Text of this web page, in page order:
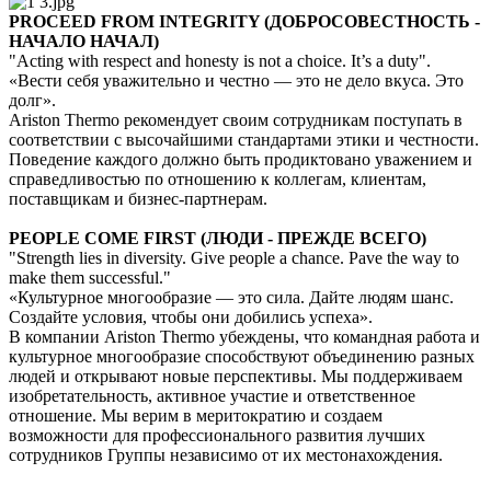
PROCEED FROM INTEGRITY (ДОБРОСОВЕСТНОСТЬ -
НАЧАЛО НАЧАЛ)
"Acting with respect and honesty is not a choice. It’s a duty".
«Вести себя уважительно и честно — это не дело вкуса. Это
долг».
Ariston Thermo рекомендует своим сотрудникам поступать в
соответствии с высочайшими стандартами этики и честности.
Поведение каждого должно быть продиктовано уважением и
справедливостью по отношению к коллегам, клиентам,
поставщикам и бизнес-партнерам.
PEOPLE COME FIRST (ЛЮДИ - ПРЕЖДЕ ВСЕГО)
"Strength lies in diversity. Give people a chance. Pave the way to
make them successful."
«Культурное многообразие — это сила. Дайте людям шанс.
Создайте условия, чтобы они добились успеха».
В компании Ariston Thermo убеждены, что командная работа и
культурное многообразие способствуют объединению разных
людей и открывают новые перспективы. Мы поддерживаем
изобретательность, активное участие и ответственное
отношение. Мы верим в меритократию и создаем
возможности для профессионального развития лучших
сотрудников Группы независимо от их местонахождения.